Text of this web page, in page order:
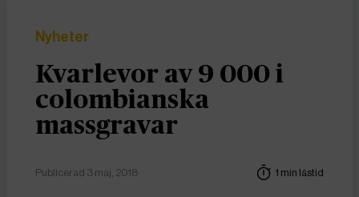
Nyheter
Kvarlevor av 9 000 i
colombianska
massgravar
Publicerad 3 maj, 2018 1 min lästid